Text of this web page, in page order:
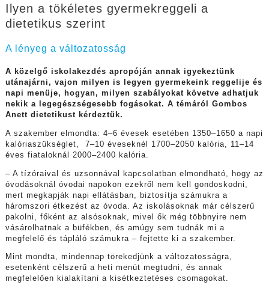
Ilyen a tökéletes gyermekreggeli a
dietetikus szerint
A lényeg a változatosság
A közelgő iskolakezdés apropóján annak igyekeztünk
utánajárni, vajon milyen is legyen gyermekeink reggelije és
napi menüje, hogyan, milyen szabályokat követve adhatjuk
nekik a legegészségesebb fogásokat. A témáról Gombos
Anett dietetikust kérdeztük.
A szakember elmondta: 4–6 évesek esetében 1350–1650 a napi
kalóriaszükséglet, 7–10 éveseknél 1700–2050 kalória, 11–14
éves fiataloknál 2000–2400 kalória.
– A tízóraival és uzsonnával kapcsolatban elmondható, hogy az
óvodásoknál óvodai napokon ezekről nem kell gondoskodni,
mert megkapják napi ellátásban, biztosítja számukra a
háromszori étkezést az óvoda. Az iskolásoknak már célszerű
pakolni, főként az alsósoknak, mivel ők még többnyire nem
vásárolhatnak a büfékben, és amúgy sem tudnák mi a
megfelelő és tápláló számukra – fejtette ki a szakember.
Mint mondta, mindennap törekedjünk a változatosságra,
esetenként célszerű a heti menüt megtudni, és annak
megfelelően kialakítani a kisétkeztetéses csomagokat.